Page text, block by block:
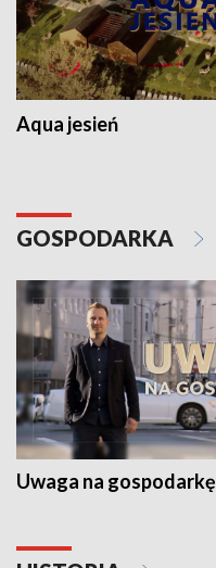
Aqua jesień
GOSPODARKA
Uwaga na gospodarkę